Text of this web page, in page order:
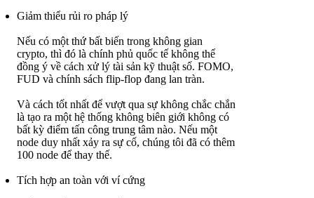
Giảm thiểu rủi ro pháp lý
Nếu có một thứ bất biến trong không gian
crypto, thì đó là chính phủ quốc tế không thể
đồng ý về cách xử lý tài sản kỹ thuật số. FOMO,
FUD và chính sách flip-flop đang lan tràn.
Và cách tốt nhất để vượt qua sự không chắc chắn
là tạo ra một hệ thống không biên giới không có
bất kỳ điểm tấn công trung tâm nào. Nếu một
node duy nhất xảy ra sự cố, chúng tôi đã có thêm
100 node để thay thế.
Tích hợp an toàn với ví cứng